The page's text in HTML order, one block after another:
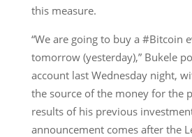
this measure.
“We are going to buy a #Bitcoin
tomorrow (yesterday),” Bukele
account last Wednesday night,
the source of the money for the
results of his previous
announcement comes after the